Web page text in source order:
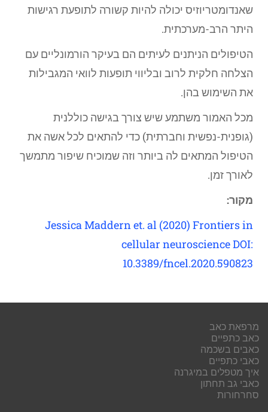
שאנדומטריוזיס יכולה להיות קשורה לתופעת רגישות
היתר הרב-מערכתית.
הטיפולים הניתנים לעיתים הם בעיקר הורמונליים עם
הצלחה חלקית לרוב ובליווי תופעות לוואי המגבילות
את השימוש בהן.
מכל האמור משתמע שיש צורך בגישה כוללנית
(גופנית-נפשית וחברתית) כדי להתאים לכל אשה את
הטיפול המתאים לה ביותר וזה שמוכיח שיפור מתמשך
לאורך זמן.
מקור:
Jessica Maddern et. al (2020) Frontiers in
cellular neuroscience DOI:
10.3389/fncel.2020.590823
מרפאת כאב
כאב כתפיים
כאבים בשכמה
כאבי כתפיים
איך מטפלים במיגרנה
כאבי גב תחתון
סחרחורות